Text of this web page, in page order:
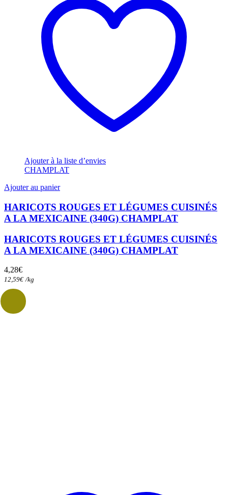
Ajouter à la liste d’envies
CHAMPLAT
Ajouter au panier
HARICOTS ROUGES ET LÉGUMES CUISINÉS
A LA MEXICAINE (340G) CHAMPLAT
HARICOTS ROUGES ET LÉGUMES CUISINÉS
A LA MEXICAINE (340G) CHAMPLAT
4,28€
12,59€ /kg